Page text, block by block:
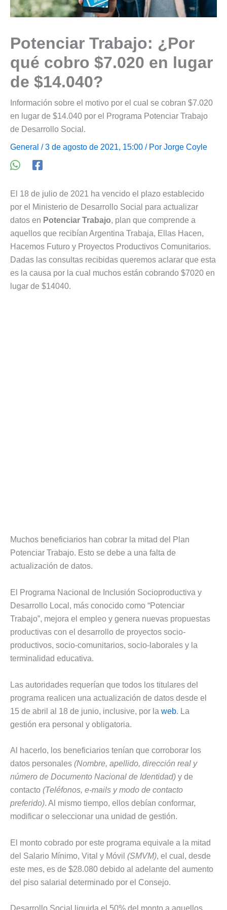
Potenciar Trabajo: ¿Por
qué cobro $7.020 en lugar
de $14.040?
Información sobre el motivo por el cual se cobran $7.020
en lugar de $14.040 por el Programa Potenciar Trabajo
de Desarrollo Social.
General / 3 de agosto de 2021, 15:00 / Por Jorge Coyle
El 18 de julio de 2021 ha vencido el plazo establecido
por el Ministerio de Desarrollo Social para actualizar
datos en Potenciar Trabajo, plan que comprende a
aquellos que recibían Argentina Trabaja, Ellas Hacen,
Hacemos Futuro y Proyectos Productivos Comunitarios.
Dadas las consultas recibidas queremos aclarar que esta
es la causa por la cual muchos están cobrando $7020 en
lugar de $14040.
Muchos beneficiarios han cobrar la mitad del Plan
Potenciar Trabajo. Esto se debe a una falta de
actualización de datos.
El Programa Nacional de Inclusión Socioproductiva y
Desarrollo Local, más conocido como “Potenciar
Trabajo”, mejora el empleo y genera nuevas propuestas
productivas con el desarrollo de proyectos socio-
productivos, socio-comunitarios, socio-laborales y la
terminalidad educativa.
Las autoridades requerían que todos los titulares del
programa realicen una actualización de datos desde el
15 de abril al 18 de junio, inclusive, por la web. La
gestión era personal y obligatoria.
Al hacerlo, los beneficiarios tenían que corroborar los
datos personales (Nombre, apellido, dirección real y
número de Documento Nacional de Identidad) y de
contacto (Teléfonos, e-mails y modo de contacto
preferido). Al mismo tiempo, ellos debían conformar,
modificar o seleccionar una unidad de gestión.
El monto cobrado por este programa equivale a la mitad
del Salario Mínimo, Vital y Móvil (SMVM), el cual, desde
este mes, es de $28.080 debido al adelante del aumento
del piso salarial determinado por el Consejo.